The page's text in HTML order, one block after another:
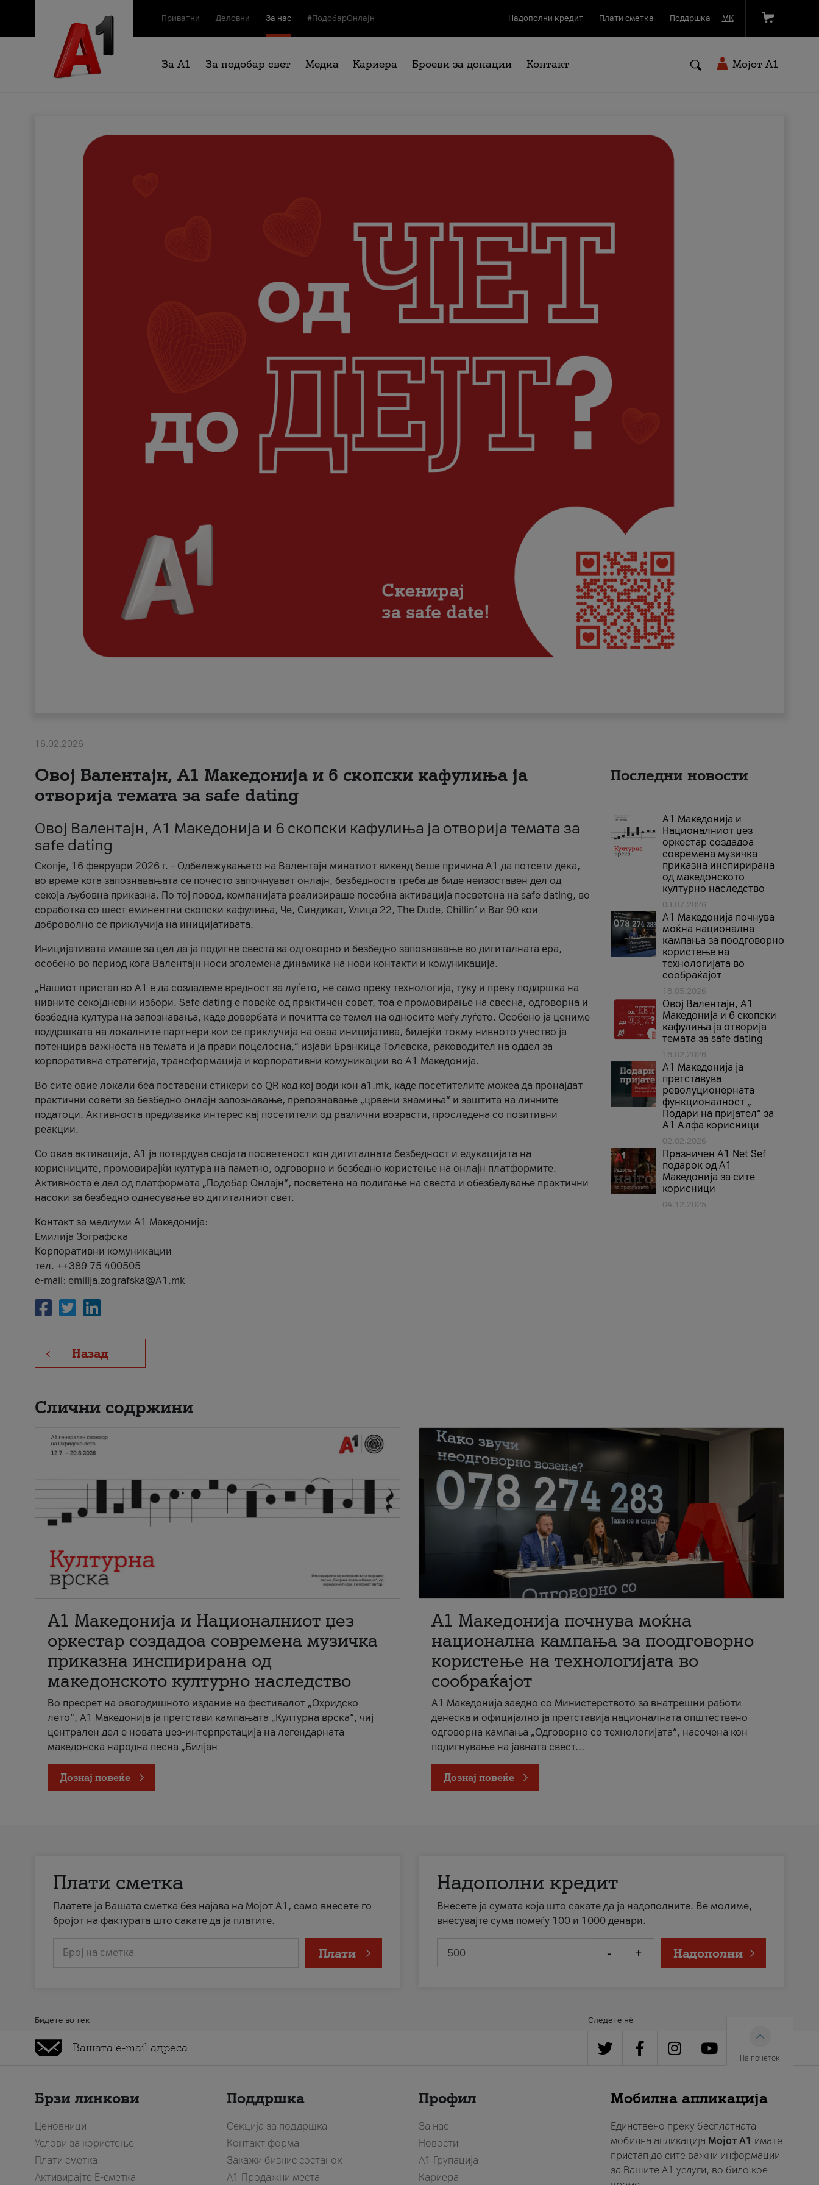
Приватни Деловни За нас #ПодобарОнлајн Надополни кредит Плати сметка Поддршка МК
За А1 За подобар свет Медиа Кариера Броеви за донации Контакт Мојот A1
16.02.2026
Овој Валентајн, A1 Македонија и 6 скопски кафулиња ја
отворија темата за safe dating
Овој Валентајн, A1 Македонија и 6 скопски кафулиња ја отворија темата за
safe dating
Скопје, 16 февруари 2026 г. – Одбележувањето на Валентајн минатиот викенд беше причина А1 да потсети дека,
во време кога запознавањата се почесто започнуваат онлајн, безбедноста треба да биде неизоставен дел од
секоја љубовна приказна. По тој повод, компанијата реализираше посебна активација посветена на safe dating, во
соработка со шест еминентни скопски кафулиња, Че, Синдикат, Улица 22, The Dude, Chillin’ и Bar 90 кои
доброволно се приклучија на иницијативата.
Иницијативата имаше за цел да ја подигне свеста за одговорно и безбедно запознавање во дигиталната ера,
особено во период кога Валентајн носи зголемена динамика на нови контакти и комуникација.
„Нашиот пристап во А1 е да создадеме вредност за луѓето, не само преку технологија, туку и преку поддршка на
нивните секојдневни избори. Safe dating е повеќе од практичен совет, тоа е промовирање на свесна, одговорна и
безбедна култура на запознавања, каде довербата и почитта се темел на односите меѓу луѓето. Особено ја цениме
поддршката на локалните партнери кои се приклучија на оваа иницијатива, бидејќи токму нивното учество ја
потенцира важноста на темата и ја прави поцелосна,“ изјави Бранкица Толевска, раководител на оддел за
корпоративна стратегија, трансформација и корпоративни комуникации во А1 Македонија.
Во сите овие локали беа поставени стикери со QR код кој води кон a1.mk, каде посетителите можеа да пронајдат
практични совети за безбедно онлајн запознавање, препознавање „црвени знамиња“ и заштита на личните
податоци. Активноста предизвика интерес кај посетители од различни возрасти, проследена со позитивни
реакции.
Со оваа активација, А1 ја потврдува својата посветеност кон дигиталната безбедност и едукацијата на
корисниците, промовирајќи култура на паметно, одговорно и безбедно користење на онлајн платформите.
Активноста е дел од платформата „Подобар Онлајн“, посветена на подигање на свеста и обезбедување практични
насоки за безбедно однесување во дигиталниот свет.
Контакт за медиуми А1 Македонија:
Емилија Зографска
Корпоративни комуникации
тел. ++389 75 400505
e-mail: emilija.zografska@A1.mk
Назад
Последни новости
А1 Македонија и
Националниот џез
оркестар создадоа
современа музичка
приказна инспирирана
од македонското
културно наследство
03.07.2026
A1 Македонија почнува
моќна национална
кампања за поодговорно
користење на
технологијата во
сообраќајот
18.05.2026
Овој Валентајн, A1
Македонија и 6 скопски
кафулиња ја отворија
темата за safe dating
16.02.2026
А1 Македонија ја
претставува
револуционерната
функционалност „
Подари на пријател“ за
А1 Алфа корисници
02.02.2026
Празничен A1 Net Sеf
подарок од А1
Македонија за сите
корисници
04.12.2025
Слични содржини
А1 Македонија и Националниот џез
оркестар создадоа современа музичка
приказна инспирирана од
македонското културно наследство
Во пресрет на овогодишното издание на фестивалот „Охридско
лето“, А1 Македонија ја претстави кампањата „Културна врска“, чиј
централен дел е новата џез-интерпретација на легендарната
македонска народна песна „Билјан
Дознај повеќе
A1 Македонија почнува моќна
национална кампања за поодговорно
користење на технологијата во
сообраќајот
A1 Македонија заедно со Министерството за внатрешни работи
денеска и официјално ја претставија националната општествено
одговорна кампања „Одговорно со технологијата“, насочена кон
подигнување на јавната свест...
Дознај повеќе
Плати сметка
Платете ја Вашата сметка без најава на Мојот А1, само внесете го
бројот на фактурата што сакате да ја платите.
Број на сметка Плати
Надополни кредит
Внесете ја сумата која што сакате да ја надополните. Ве молиме,
внесувајте сума помеѓу 100 и 1000 денари.
- + Надополни
Бидете во тек Следете нè
На почеток
Брзи линкови
Ценовници
Услови за користење
Плати сметка
Активирајте Е-сметка
Поддршка
Секција за поддршка
Контакт форма
Закажи бизнис состанок
A1 Продажни места
Профил
За нас
Новости
А1 Групација
Кариера
Мобилна апликација
Единствено преку бесплатната
мобилна апликација Мојот A1 имате
пристап до сите важни информации
за Вашите A1 услуги, во било кое